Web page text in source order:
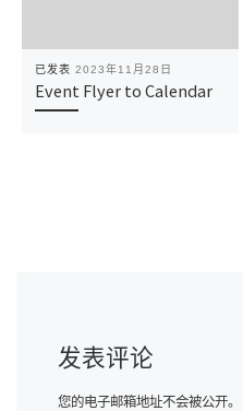
已发表 2023年11月28日
Event Flyer to Calendar
发表评论
您的电子邮箱地址不会被公开。